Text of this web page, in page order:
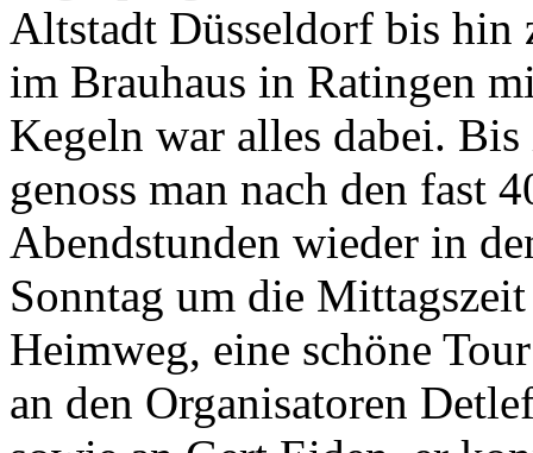
Altstadt Düsseldorf bis hin
im Brauhaus in Ratingen
Kegeln war alles dabei.
genoss man nach den fast
Abendstunden wieder in
Sonntag um die
Heimweg, eine schöne
an den Organisatoren